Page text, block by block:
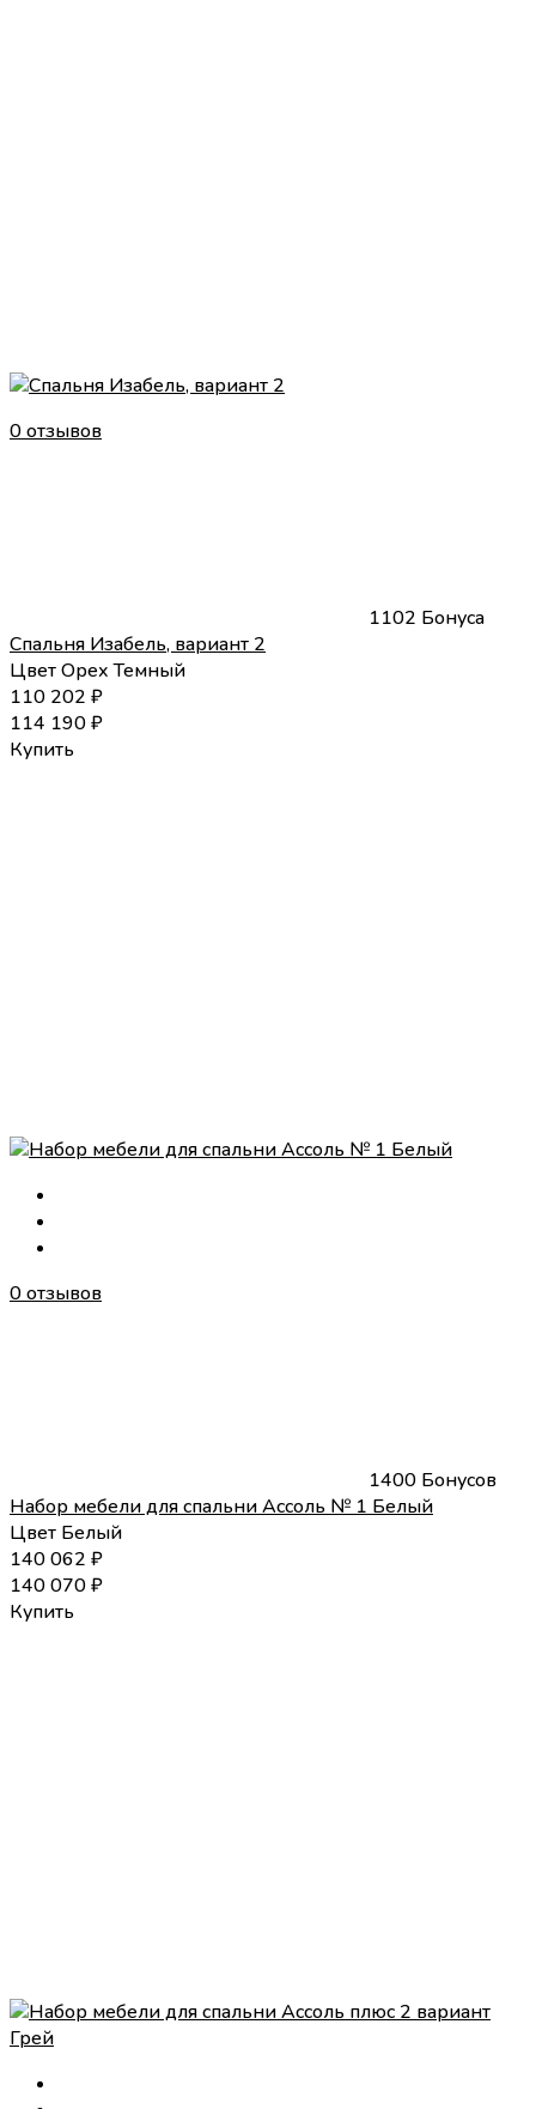
0 отзывов
1102 Бонуса
Спальня Изабель, вариант 2
ЦветОрех Темный
110 202 ₽
114 190₽
Купить
0 отзывов
1400 Бонусов
Набор мебели для спальни Ассоль № 1 Белый
Цвет Белый
140 062 ₽
140 070₽
Купить